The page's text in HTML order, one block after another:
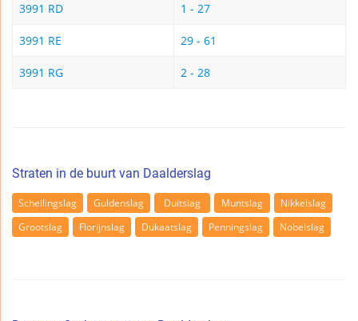
3991 RD 1 - 27
3991 RE 29 - 61
3991 RG 2 - 28
Straten in de buurt van Daalderslag
Schellingslag Guldenslag Duitslag Muntslag
Nikkelslag
Grootslag
Florijnslag Dukaatslag Penningslag Nobelslag